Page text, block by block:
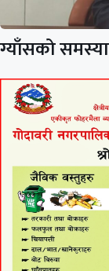
ग्याँसको